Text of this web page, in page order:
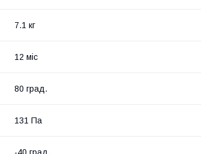
7.1 кг
12 міс
80 град.
131 Па
-40 град.